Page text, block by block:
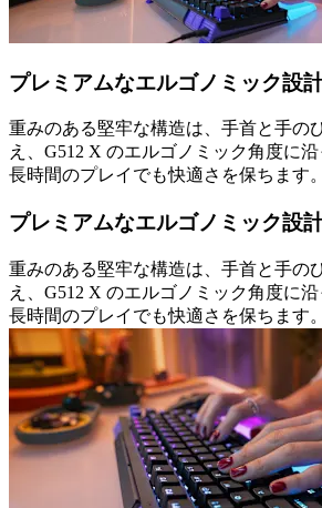
プレミアムなエルゴノミック設
重みのある堅牢な構造は、手首と手の
え、G512 X のエルゴノミック角度に沿
長時間のプレイでも快適さを保ちます。
プレミアムなエルゴノミック設
重みのある堅牢な構造は、手首と手の
え、G512 X のエルゴノミック角度に沿
長時間のプレイでも快適さを保ちます。